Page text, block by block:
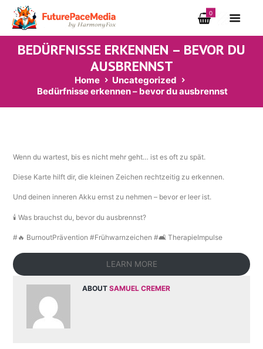
0
BEDÜRFNISSE ERKENNEN – BEVOR DU
AUSBRENNST
Home
Uncategorized
Bedürfnisse erkennen – bevor du ausbrennst
Wenn du wartest, bis es nicht mehr geht… ist es oft zu spät.
Diese Karte hilft dir, die kleinen Zeichen rechtzeitig zu erkennen.
Und deinen inneren Akku ernst zu nehmen – bevor er leer ist.
🕯️ Was brauchst du, bevor du ausbrennst?
#🔥 BurnoutPrävention #Frühwarnzeichen #🛋️ TherapieImpulse
LEARN MORE
ABOUT SAMUEL CREMER